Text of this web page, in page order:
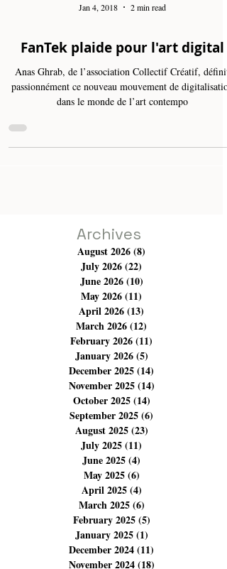
Jan 4, 2018 2 min read
FanTek plaide pour l'art digital
Anas Ghrab, de l’association Collectif Créatif, définit
passionnément ce nouveau mouvement de digitalisation
Archives
August 2026 (8)
July 2026 (22)22 posts
June 2026(10)10 posts
May 2026(11)11 posts
April 2026(13)13 posts
March 2026(12)12 posts
February 2026 (11)11 posts
January 2026 (5)5 posts
December 2025 (14)
November 2025(14)
October 2025 (14)
September 2025
August 2025 (23)
July 2025 (11)
June 2025 (4)4 posts
May 2025(6)6 posts
April 2025(4)4 posts
March 2025 (6)6 posts
February 2025 (5)5 posts